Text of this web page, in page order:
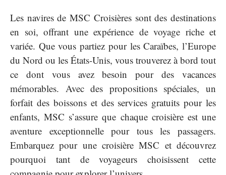
Les navires de MSC Croisières sont des destinations
en soi, offrant une expérience de voyage riche et
variée. Que vous partiez pour les Caraïbes, l’Europe
du Nord ou les États-Unis, vous trouverez à bord tout
ce dont vous avez besoin pour des vacances
mémorables. Avec des propositions spéciales, un
forfait des boissons et des services gratuits pour les
enfants, MSC s’assure que chaque croisière est une
aventure exceptionnelle pour tous les passagers.
Embarquez pour une croisière MSC et découvrez
pourquoi tant de voyageurs choisissent cette